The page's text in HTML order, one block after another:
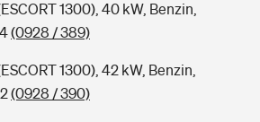
1300), 40 kW, Benzin,
(0928 / 389)
1300), 42 kW, Benzin,
(0928 / 390)